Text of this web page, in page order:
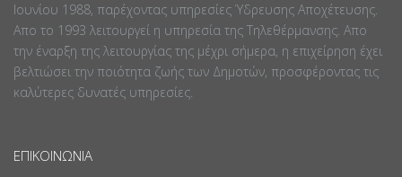
Ιουνίου 1988, παρέχοντας υπηρεσίες Ύδρευσης Αποχέτευσης.
Απο το 1993 λειτουργεί η υπηρεσία της Τηλεθέρμανσης. Απο
την έναρξη της λειτουργίας της μέχρι σήμερα, η επιχείρηση έχει
βελτιώσει την ποιότητα ζωής των Δημοτών, προσφέροντας τις
καλύτερες δυνατές υπηρεσίες.
ΕΠΙΚΟΙΝΩΝΊΑ